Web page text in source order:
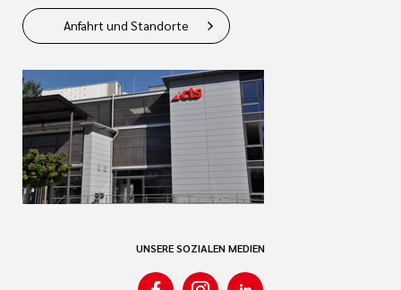
Anfahrt und Standorte
UNSERE SOZIALEN MEDIEN